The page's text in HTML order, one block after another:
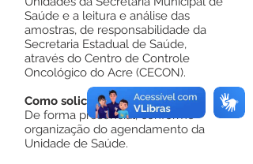
Saúde e a leitura e análise das
amostras, de responsabilidade da
Secretaria Estadual de Saúde,
através do Centro de Controle
Oncológico do Acre (CECON).
Como solicitar?
De forma presencial, conforme
organização do agendamento da
Unidade de Saúde.